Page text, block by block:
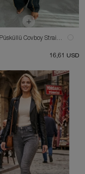
W1919 Püsküllü Covboy Straight Orta Kahve Tintli Jean
16,61 USD